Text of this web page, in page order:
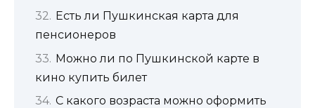
Есть ли Пушкинская карта для
пенсионеров
Можно ли по Пушкинской карте в
кино купить билет
С какого возраста можно оформить